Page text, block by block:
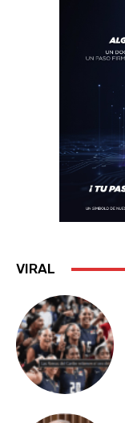
VIRAL